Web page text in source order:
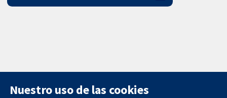
Nuestro uso de las cookies